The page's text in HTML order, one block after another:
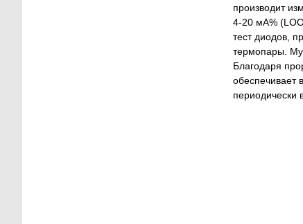
производит
4-20 мА%
тест диодов,
термопары.
Благодаря
обеспечивает
периодически